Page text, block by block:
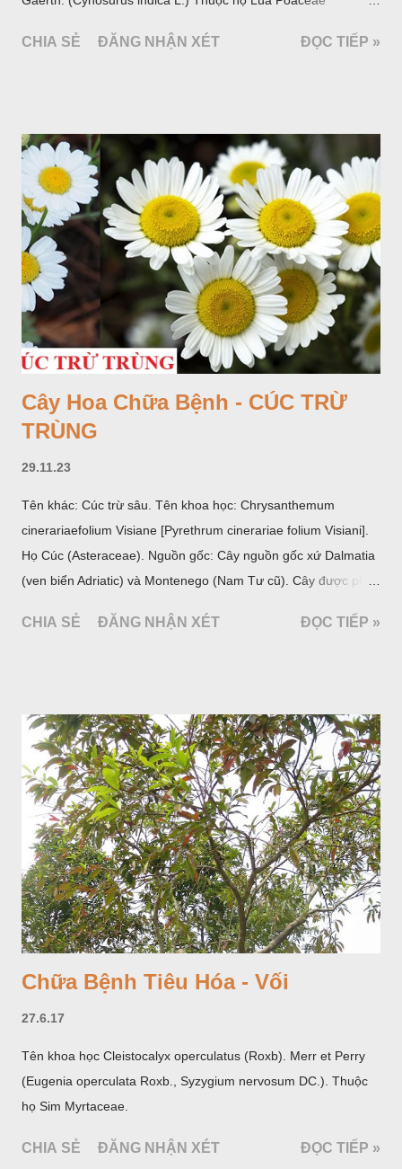
CHIA SẺ ĐĂNG NHẬN XÉT ĐỌC TIẾP »
Cây Hoa Chữa Bệnh - CÚC TRỪ
TRÙNG
29.11.23
Tên khác: Cúc trừ sâu. Tên khoa học: Chrysanthemum
cinerariaefolium Visiane [Pyrethrum cinerariae folium Visiani].
Họ Cúc (Asteraceae). Nguồn gốc: Cây nguồn gốc xứ Dalmatia
(ven biển Adriatic) và Montenego (Nam Tư cũ). Cây được phân
trồng để khai thác: Pháp, Nga, Đức, Nam Tư (cũ), sau lan
Tam Đảo (Vĩnh Phúc), đã thu được kết quả ban đầu (những
năm 1560- 70); thường trồng đến năm thứ hai, thứ ba mới hái
hoa; trồng một lần thu hoạch 10 - 20 năm.
CHIA SẺ ĐĂNG NHẬN XÉT ĐỌC TIẾP »
Chữa Bệnh Tiêu Hóa - Vối
27.6.17
Tên khoa học Cleistocalyx operculatus (Roxb). Merr et Perry
(Eugenia operculata Roxb., Syzygium nervosum DC.). Thuộc
họ Sim Myrtaceae.
CHIA SẺ ĐĂNG NHẬN XÉT ĐỌC TIẾP »